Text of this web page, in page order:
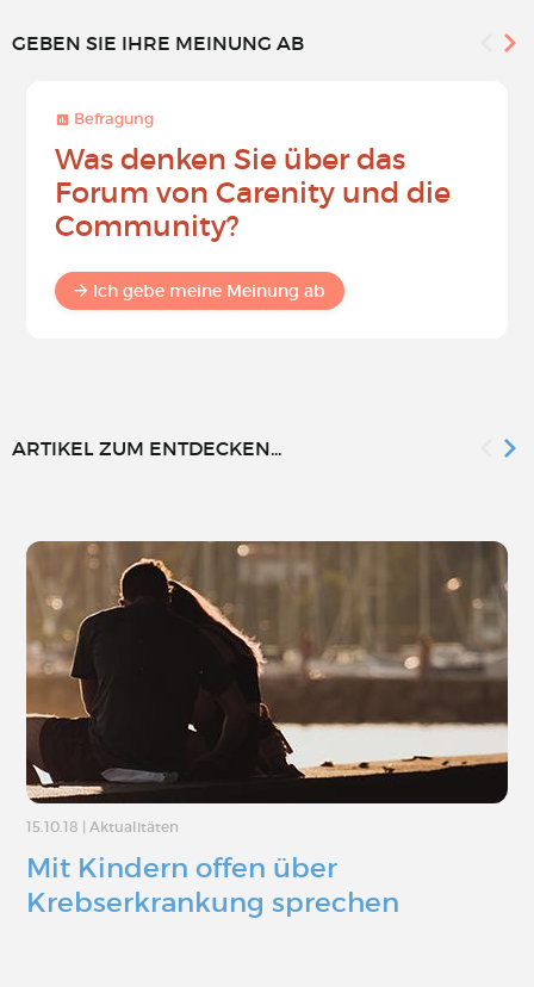
GEBEN SIE IHRE MEINUNG AB
Befragung
Was denken Sie über das
Forum von Carenity und die
Community?
Ich gebe meine Meinung ab
ARTIKEL ZUM ENTDECKEN...
15.10.18 Aktualitäten
Mit Kindern offen über
Krebserkrankung sprechen